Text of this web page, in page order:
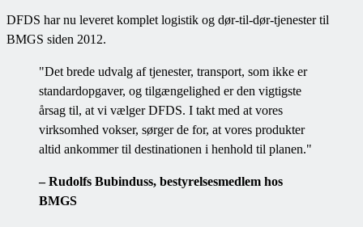
DFDS har nu leveret komplet logistik og dør-til-dør-tjenester til
BMGS siden 2012.
"Det brede udvalg af tjenester, transport, som ikke er
standardopgaver, og tilgængelighed er den vigtigste
årsag til, at vi vælger DFDS. I takt med at vores
virksomhed vokser, sørger de for, at vores produkter
altid ankommer til destinationen i henhold til planen."
– Rudolfs Bubinduss, bestyrelsesmedlem hos
BMGS